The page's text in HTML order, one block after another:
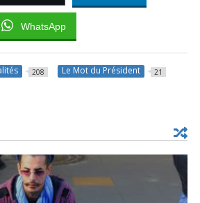
WhatsApp
208 Le Mot du Président 21